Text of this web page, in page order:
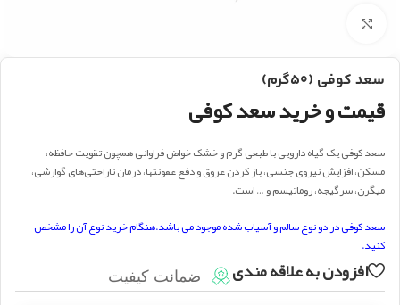
سعد کوفی (۵۰گرم)
قیمت و خرید سعد کوفی
سعد کوفی یک گیاه دارویی با طبعی گرم و خشک خواض فراوانی همچون تقویت حافظه،
مسکن، افزایش نیروی جنسی، باز کردن عروق و دفع عفونتها، درمان ناراحتی‌های گوارشی،
میگرن، سرگیجه، روماتیسم و … است.
سعد کوفی در دو نوع سالم و آسیاب شده موجود می باشد.هنگام خرید نوع آن را مشخص
کنید.
افزودن به علاقه مندی ضمانت کیفیت